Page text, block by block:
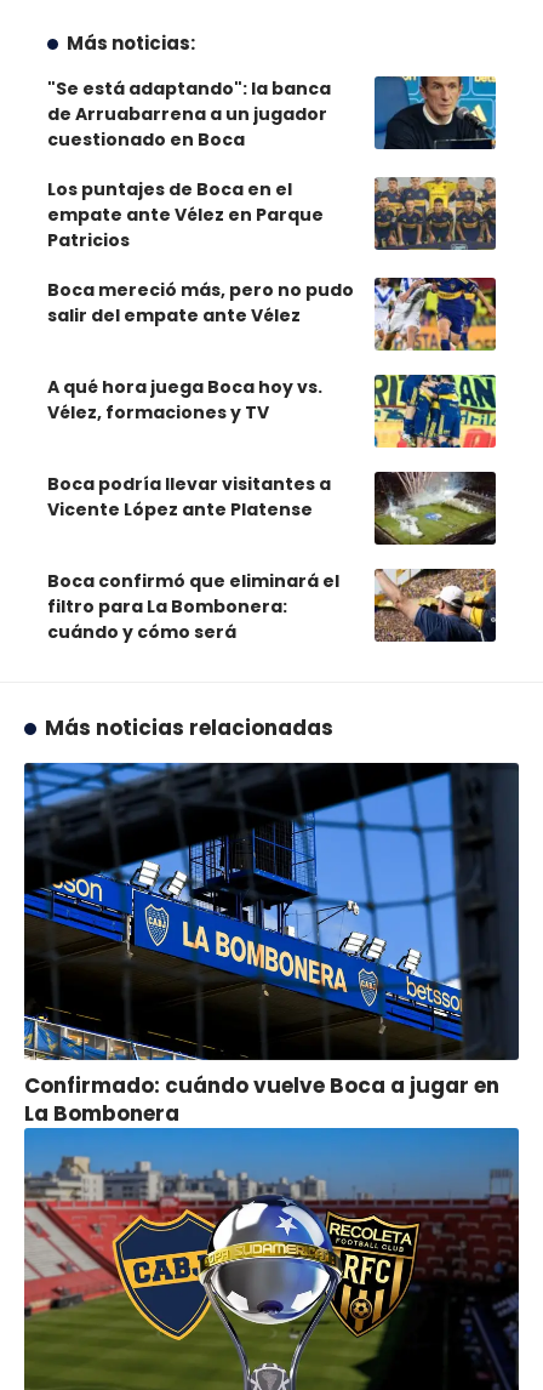
Más noticias:
"Se está adaptando": la banca
de Arruabarrena a un jugador
cuestionado en Boca
Los puntajes de Boca en el
empate ante Vélez en Parque
Patricios
Boca mereció más, pero no pudo
salir del empate ante Vélez
A qué hora juega Boca hoy vs.
Vélez, formaciones y TV
Boca podría llevar visitantes a
Vicente López ante Platense
Boca confirmó que eliminará el
filtro para La Bombonera:
cuándo y cómo será
Más noticias relacionadas
Confirmado: cuándo vuelve Boca a jugar en
La Bombonera